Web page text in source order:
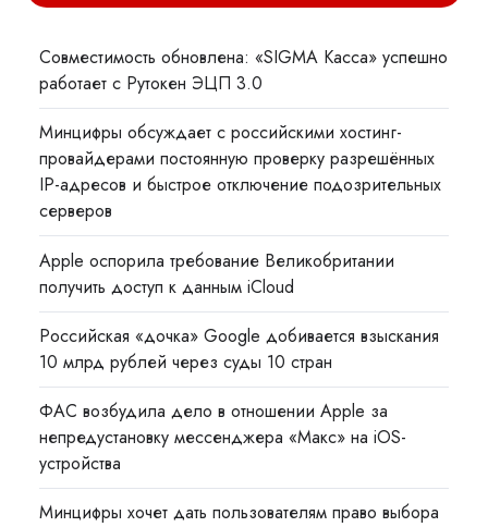
Совместимость обновлена: «SIGMA Касса» успешно
работает с Рутокен ЭЦП 3.0
Минцифры обсуждает с российскими хостинг-
провайдерами постоянную проверку разрешённых
IP-адресов и быстрое отключение подозрительных
серверов
Apple оспорила требование Великобритании
получить доступ к данным iCloud
Российская «дочка» Google добивается взыскания
10 млрд рублей через суды 10 стран
ФАС возбудила дело в отношении Apple за
непредустановку мессенджера «Макс» на iOS-
устройства
Минцифры хочет дать пользователям право выбора